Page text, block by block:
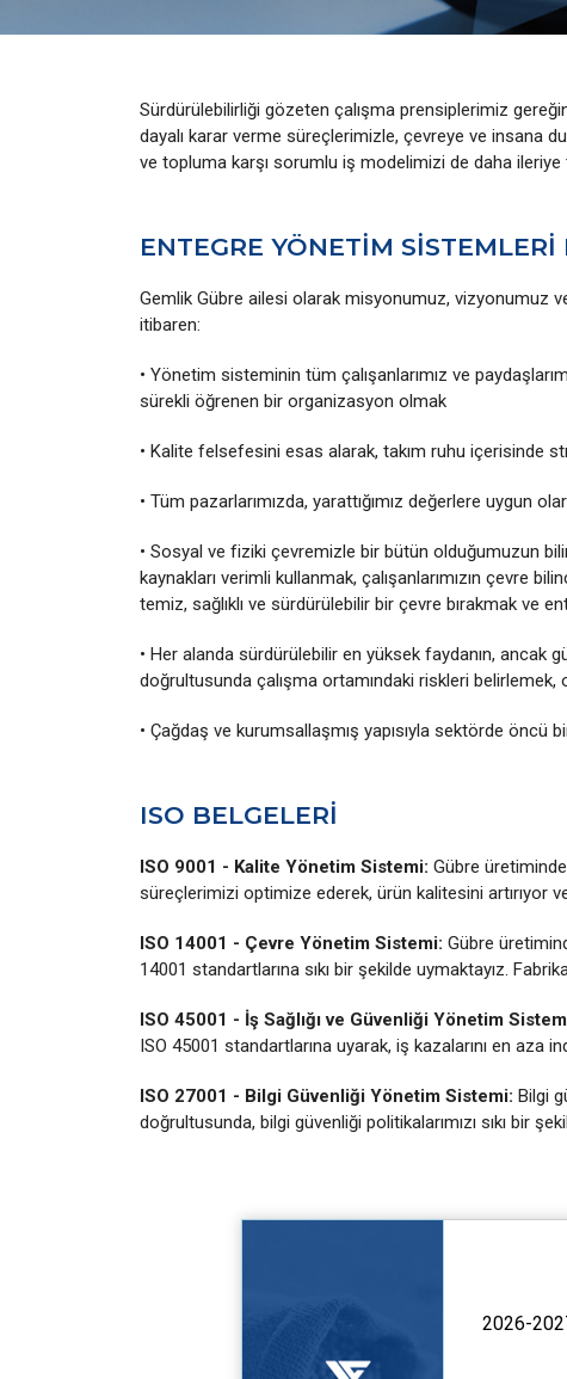
Sürdürülebilirliği gözeten çalışma prensiplerimiz
dayalı karar verme süreçlerimizle, çevreye ve insana
ve topluma karşı sorumlu iş modelimizi de daha ileriye
ENTEGRE YÖNETİM
Gemlik Gübre ailesi olarak misyonumuz, vizyonumuz
itibaren:
• Yönetim sisteminin tüm çalışanlarımız ve
sürekli öğrenen bir organizasyon olmak
• Kalite felsefesini esas alarak, takım ruhu içerisinde
• Tüm pazarlarımızda, yarattığımız değerlere uygun
• Sosyal ve fiziki çevremizle bir bütün olduğumuzun
kaynakları verimli kullanmak, çalışanlarımızın çevre
temiz, sağlıklı ve sürdürülebilir bir çevre bırakmak ve
• Her alanda sürdürülebilir en yüksek faydanın, ancak
doğrultusunda çalışma ortamındaki riskleri
• Çağdaş ve kurumsallaşmış yapısıyla sektörde öncü
ISO BELGELERİ
ISO 9001 - Kalite Yönetim Sistemi: Gübre
süreçlerimizi optimize ederek, ürün kalitesini artırıyor
ISO 14001 - Çevre Yönetim Sistemi: Gübre
14001 standartlarına sıkı bir şekilde uymaktayız.
ISO 45001 - İş Sağlığı ve Güvenliği Yönetim
ISO 45001 standartlarına uyarak, iş kazalarını en aza
ISO 27001 - Bilgi Güvenliği Yönetim Sistemi: Bilgi
doğrultusunda, bilgi güvenliği politikalarımızı sıkı bir
2026-